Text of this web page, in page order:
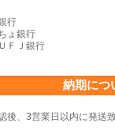
行
ょ銀行
ＦＪ銀行
納期につ
後、3営業日以内に発送致